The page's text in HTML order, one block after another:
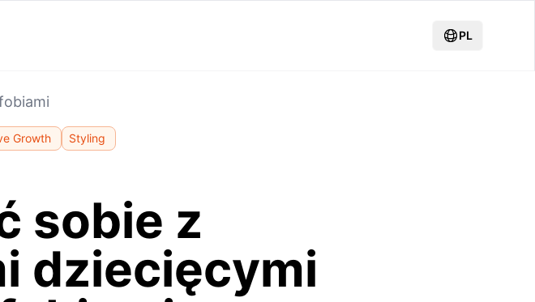
PL
Growth Styling
sobie z
dziecięcymi